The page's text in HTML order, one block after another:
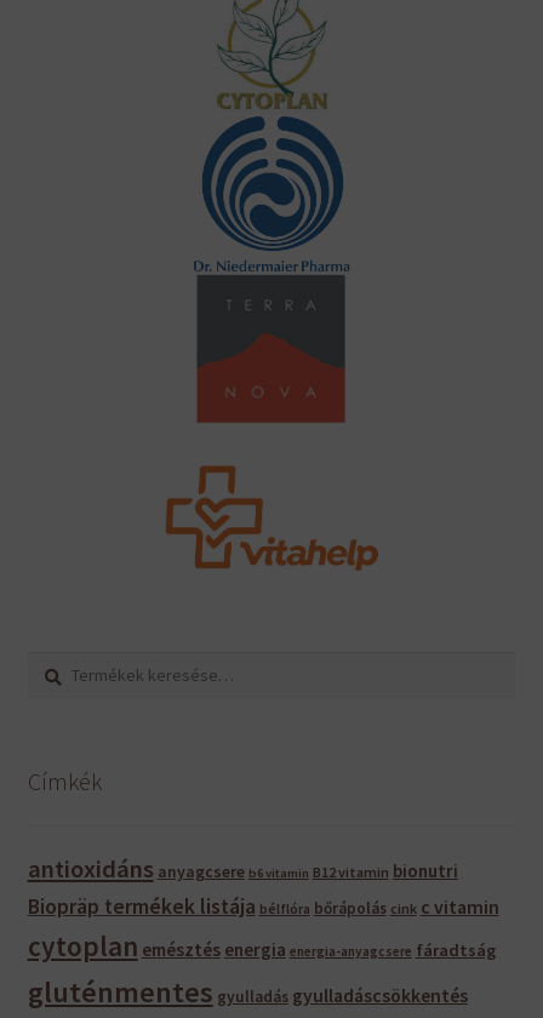
Címkék
antioxidáns anyagcsere b6 vitamin B12 vitamin bionutri
Biopräp termékek listája bélflóra bőrápolás cink c vitamin
cytoplan emésztés energia energia-anyagcsere fáradtság
gluténmentes gyulladás gyulladáscsökkentés